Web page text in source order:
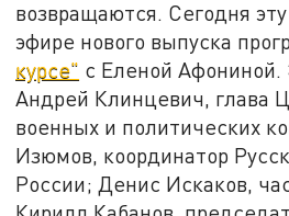
возвращаются. Сегодня
эфире нового выпуска
курсе" с Еленой
Андрей Клинцевич, глава
военных и политических
Изюмов, координатор
России; Денис Искаков,